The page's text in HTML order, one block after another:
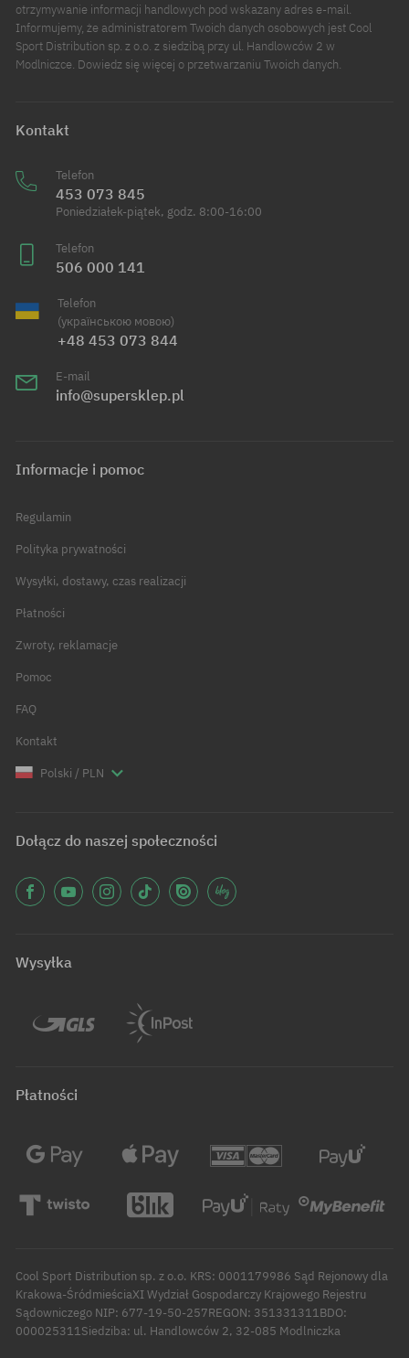
otrzymywanie informacji handlowych pod wskazany adres e-mail.
Informujemy, że administratorem Twoich danych osobowych jest Cool
Sport Distribution sp. z o.o. z siedzibą przy ul. Handlowców 2 w
Modlniczce. Dowiedz się więcej o przetwarzaniu Twoich danych.
Kontakt
Telefon
453 073 845
Poniedziałek-piątek, godz. 8:00-16:00
Telefon
506 000 141
Telefon
(українською мовою)
+48 453 073 844
E-mail
info@supersklep.pl
Informacje i pomoc
Regulamin
Polityka prywatności
Wysyłki, dostawy, czas realizacji
Płatności
Zwroty, reklamacje
Pomoc
FAQ
Kontakt
Polski / PLN
Dołącz do naszej społeczności
Wysyłka
Płatności
Cool Sport Distribution sp. z o.o. KRS: 0001179986 Sąd Rejonowy dla
Krakowa-ŚródmieściaXI Wydział Gospodarczy Krajowego Rejestru
Sądowniczego NIP: 677-19-50-257REGON: 351331311BDO:
000025311Siedziba: ul. Handlowców 2, 32-085 Modlniczka